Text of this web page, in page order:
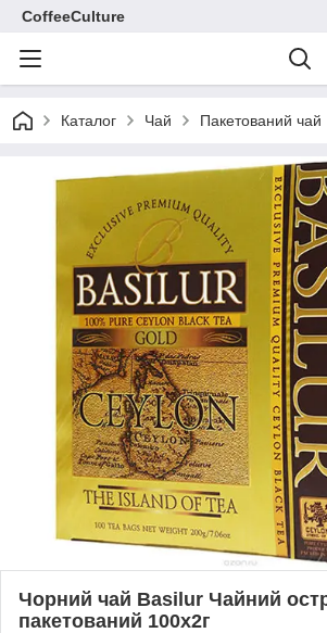
CoffeeCulture
Каталог Чай Пакетований чай
Чорний чай Basilur Чайний
пакетований 100х2г